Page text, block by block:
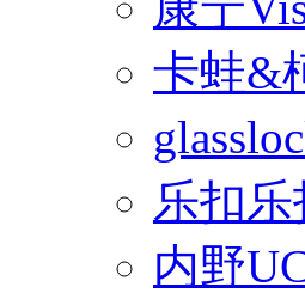
卡蛙&
乐扣
内野